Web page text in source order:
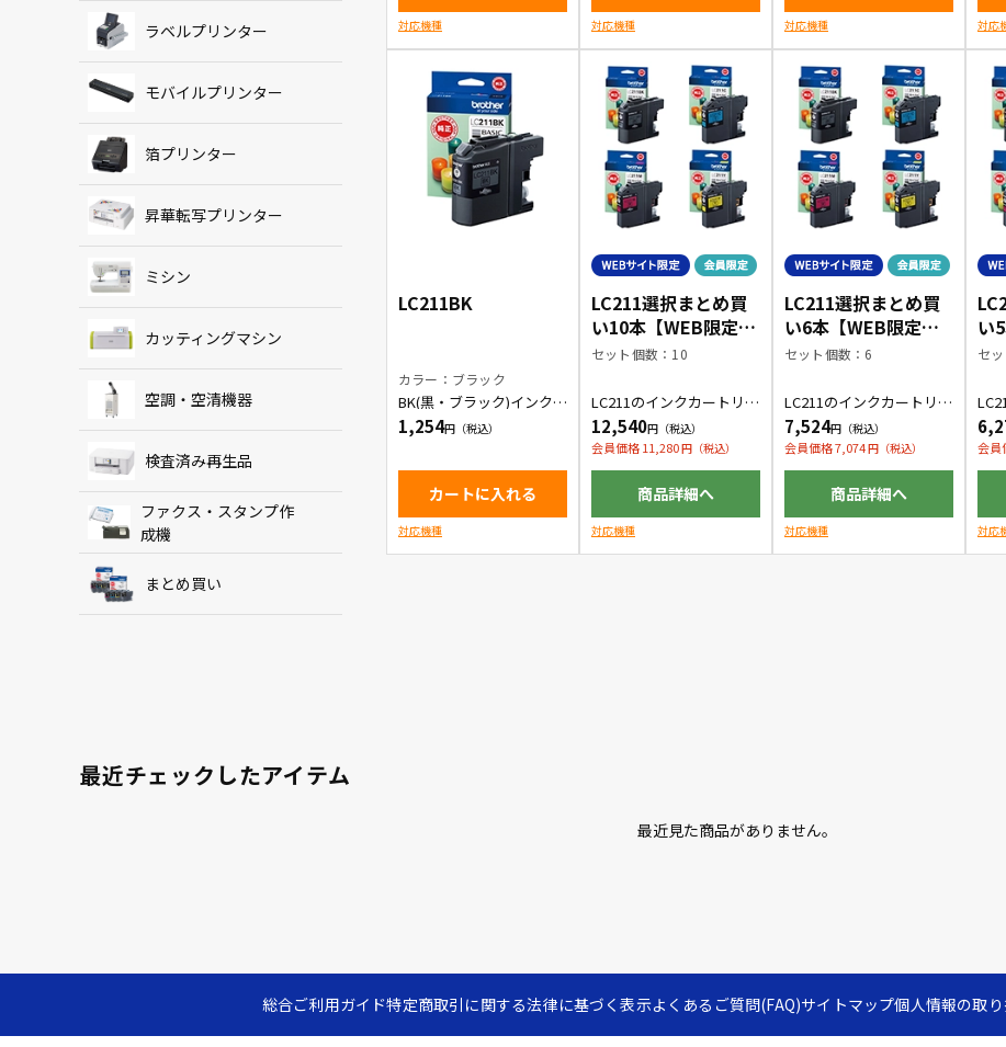
ラベルプリンター
モバイルプリンター
箔プリンター
昇華転写プリンター
ミシン
カッティングマシン
空調・空清機器
検査済み再生品
ファクス・スタンプ作
成機
まとめ買い
対応機種 対応機種 対応機種 対応
LC211BK
カラー：ブラック
BK(黒・ブラック)インクカ
ートリッジ
1,254
カートに入れる
対応機種
LC211選択まとめ買
い10本【WEB限定商
品】
セット個数：10
LC211のインクカートリッ
ジをお好きな色の組み合
わせで10本購入できま
す。
12,540
会員価格 11,280
商品詳細へ
対応機種
LC211選択まとめ買
い6本【WEB限定商
品】
セット個数：6
LC211のインクカートリッ
ジをお好きな色の組み合
わせで6本購入できます。
7,524
会員価格 7,074
商品詳細へ
対応機種
い
品
セ
ジ
わ
会員
対応
最近チェックしたアイテム
最近見た商品がありません。
総合ご利用ガイド特定商取引に関する法律に基づく表示よくあるご質問(FAQ)サイトマップ個人情報の取